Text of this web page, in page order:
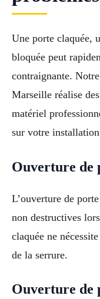
Une porte claquée,
bloquée peut
contraignante.
Marseille réalise
matériel
sur votre
Ouverture de
L’ouverture de
non destructives
claquée ne
de la serrure.
Ouverture de